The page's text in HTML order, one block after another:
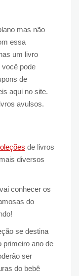
mas não
essa
um livro
você pode
de
aqui no site.
avulsos.
de livros
diversos
conhecer os
do
se destina
primeiro ano de
ser
do bebê